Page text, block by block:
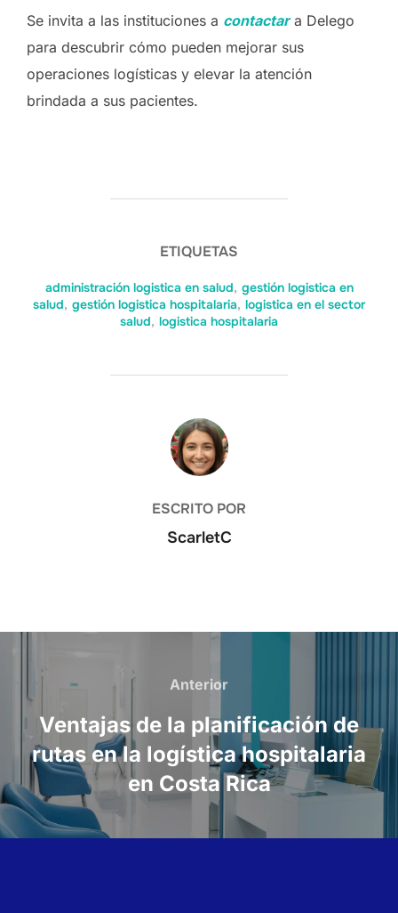
Se invita a las instituciones a contactar a Delego
para descubrir cómo pueden mejorar sus
operaciones logísticas y elevar la atención
brindada a sus pacientes.
ETIQUETAS
administración logistica en salud, gestión logistica en
salud, gestión logistica hospitalaria, logistica en el sector
salud, logistica hospitalaria
AUTOR DE LA PUBLICACIÓN
ESCRITO POR
ScarletC
Navegación
de
entradas
Anterior
Anterior
Ventajas de la planificación de
rutas en la logística hospitalaria
en Costa Rica